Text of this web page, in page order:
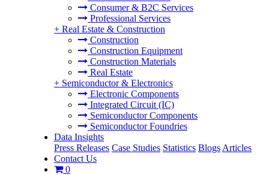
Consumer & B2C Services
Professional Services
+ Real Estate & Construction
Construction
Construction Equipment
Construction Materials
Real Estate
+ Semiconductor & Electronics
Electronic Components
Integrated Circuit (IC)
Semiconductor Components
Semiconductor Foundries
Data Insights
Press Releases Case Studies Statistics Blogs Articles
Contact Us
0